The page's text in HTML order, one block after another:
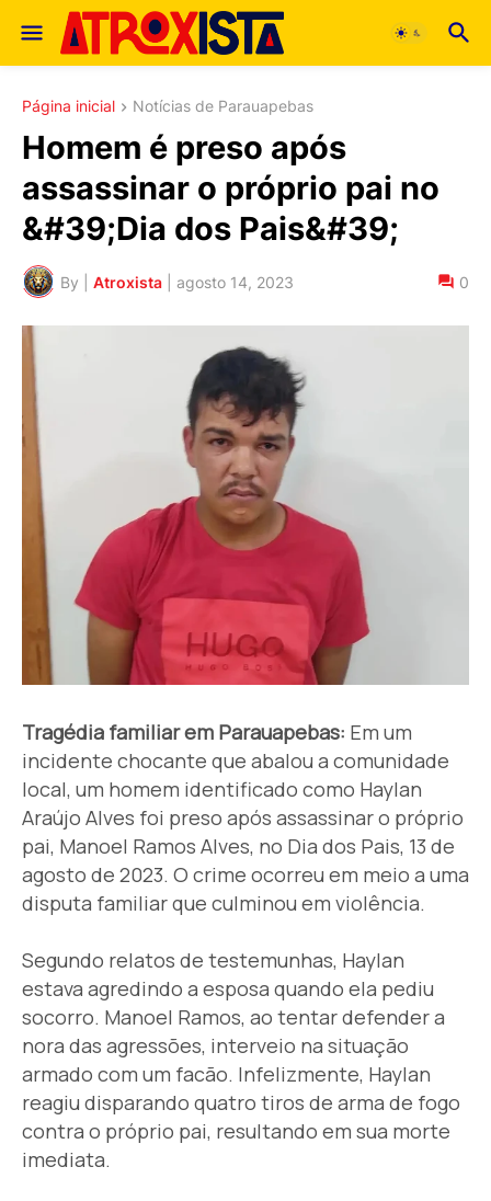
Página inicial Notícias de Parauapebas
Homem é preso após
assassinar o próprio pai no
&#39;Dia dos Pais&#39;
By | Atroxista agosto 14, 2023 0
Tragédia familiar em Parauapebas: Em um
incidente chocante que abalou a comunidade
local, um homem identificado como Haylan
Araújo Alves foi preso após assassinar o próprio
pai, Manoel Ramos Alves, no Dia dos Pais, 13 de
agosto de 2023. O crime ocorreu em meio a uma
disputa familiar que culminou em violência.
Segundo relatos de testemunhas, Haylan
estava agredindo a esposa quando ela pediu
socorro. Manoel Ramos, ao tentar defender a
nora das agressões, interveio na situação
armado com um facão. Infelizmente, Haylan
reagiu disparando quatro tiros de arma de fogo
contra o próprio pai, resultando em sua morte
imediata.